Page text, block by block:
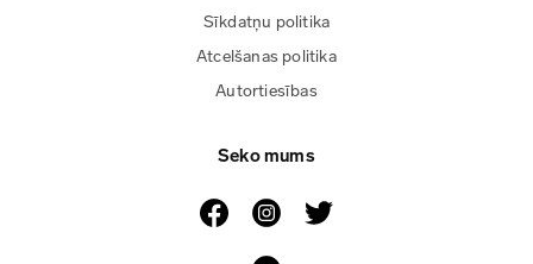
Sīkdatņu politika
Atcelšanas politika
Autortiesības
Seko mums